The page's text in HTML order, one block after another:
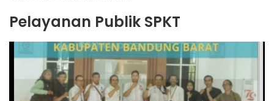
Pelayanan Publik SPKT